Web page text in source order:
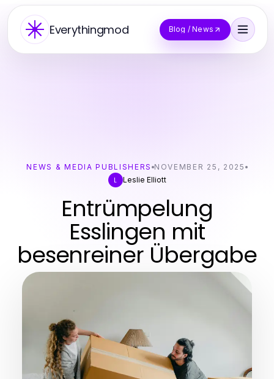
Everythingmod Blog / News
NEWS & MEDIA PUBLISHERS NOVEMBER 25, 2025
L
Leslie Elliott
Entrümpelung
Esslingen mit
besenreiner Übergabe